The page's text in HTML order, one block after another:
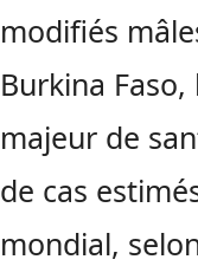
modifiés
Burkina
majeur de
de cas
mondial,